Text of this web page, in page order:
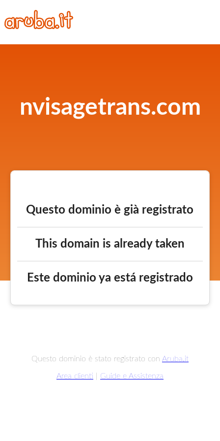
nvisagetrans.com
Questo dominio è già registrato
This domain is already taken
Este dominio ya está registrado
Questo dominio è stato registrato con Aruba.it
Area clienti Guide e Assistenza